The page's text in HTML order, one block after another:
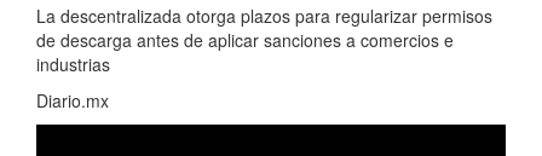
La descentralizada otorga plazos para regularizar permisos
de descarga antes de aplicar sanciones a comercios e
industrias
Diario.mx